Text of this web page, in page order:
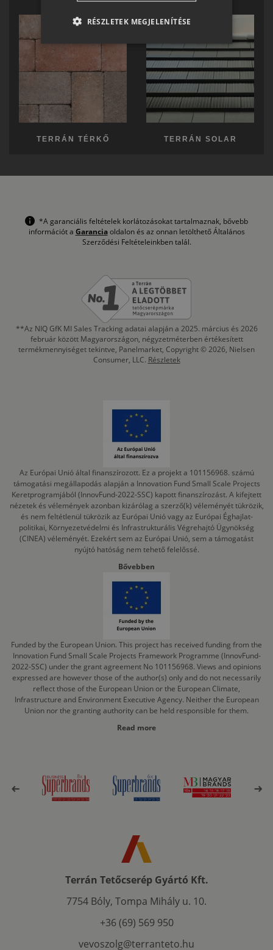
TERRÁN TÉRKŐ TERRÁN SOLAR
*A garanciális feltételek korlátozásokat tartalmaznak, bővebb
információt a Garanciaoldalon és az onnan letölthető Általános
Szerződési Feltételeinkben talál.
**Az NIQ GfK MI Sales Tracking adatai alapján a 2025. március és 2026
február között Magyarországon, négyzetméterben értékesített
termékmennyiséget tekintve, Panelmarket, Copyright © 2026, Nielsen
Consumer, LLC. Részletek
Az Európai Unió által finanszírozott. Ez a projekt a 101156968. számú
támogatási megállapodás alapján a Innovation Fund Small Scale Projects
Keretprogramjából (InnovFund-2022-SSC) kapott finanszírozást. A kifejtett
nézetek és vélemények azonban kizárólag a szerző(k) véleményét tükrözik,
és nem feltétlenül tükrözik az Európai Unió vagy az Európai Éghajlat-
politikai, Környezetvédelmi és Infrastrukturális Végrehajtó Ügynökség
(CINEA) véleményét. Ezekért sem az Európai Unió, sem a támogatást
nyújtó hatóság nem tehető felelőssé.
Bővebben
Funded by the European Union. This project has received funding from the
Innovation Fund Small Scale Projects Framework Programme (InnovFund-
2022-SSC) under the grant agreement No 101156968. Views and opinions
expressed are however those of the author(s) only and do not necessarily
reflect those of the European Union or the European Climate,
Infrastructure and Environment Executive Agency. Neither the European
Union nor the granting authority can be held responsible for them.
Read more
Terrán Tetőcserép Gyártó Kft.
7754 Bóly, Tompa Mihály u. 10.
+36 (69) 569 950
vevoszolg@terranteto.hu
RO-HU
ITALIAN
RÉSZLETEK MEGJELENÍTÉSE